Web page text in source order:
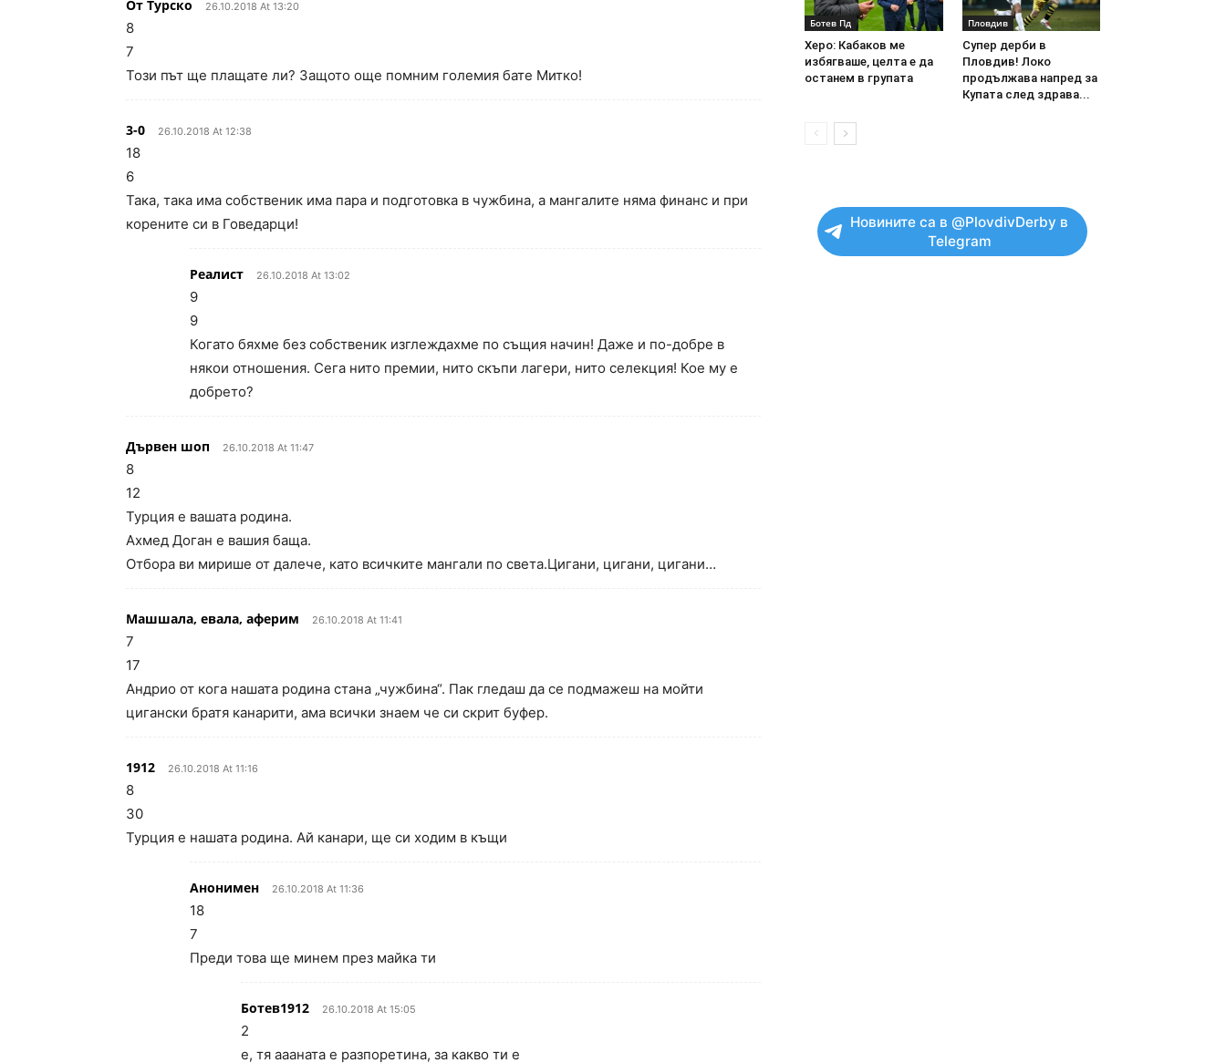
От Турско 26.10.2018 At 13:20
8
7
Този път ще плащате ли? Защото още помним големия бате Митко!
3-0 26.10.2018 At 12:38
18
6
Така, така има собственик има пара и подготовка в чужбина, а мангалите няма финанс и при
корените си в Говедарци!
Реалист 26.10.2018 At 13:02
9
9
Когато бяхме без собственик изглеждахме по същия начин! Даже и по-добре в
някои отношения. Сега нито премии, нито скъпи лагери, нито селекция! Кое му е
добрето?
Дървен шоп 26.10.2018 At 11:47
8
12
Турция е вашата родина.
Ахмед Доган е вашия баща.
Отбора ви мирише от далече, като всичките мангали по света.Цигани, цигани, цигани…
Машшала, евала, аферим 26.10.2018 At 11:41
7
17
Андрио от кога нашата родина стана „чужбина“. Пак гледаш да се подмажеш на мойти
цигански братя канарити, ама всички знаем че си скрит буфер.
1912 26.10.2018 At 11:16
8
30
Турция е нашата родина. Ай канари, ще си ходим в къщи
Анонимен 26.10.2018 At 11:36
18
7
Преди това ще минем през майка ти
Ботев1912 26.10.2018 At 15:05
2
е, тя аааната е разпоретина, за какво ти е
Ботев Пд
Херо: Кабаков ме
избягваше, целта е да
останем в групата
Пловдив
Супер дерби в
Пловдив! Локо
продължава напред за
Купата след здрава...
Новините са в @PlovdivDerby в
Telegram